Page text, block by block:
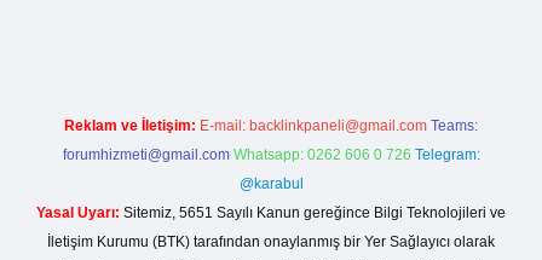
Reklam ve İletişim: E-mail: backlinkpaneli@gmail.com Teams:
forumhizmeti@gmail.com Whatsapp: 0262 606 0 726 Telegram:
@karabul
Yasal Uyarı: Sitemiz, 5651 Sayılı Kanun gereğince Bilgi Teknolojileri ve
İletişim Kurumu (BTK) tarafından onaylanmış bir Yer Sağlayıcı olarak